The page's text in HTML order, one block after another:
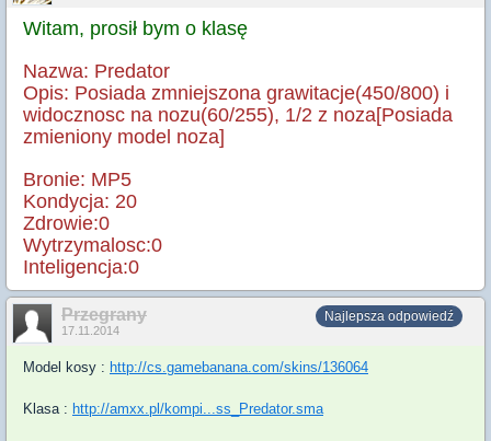
Witam, prosił bym o klasę
Nazwa: Predator
Opis: Posiada zmniejszona grawitacje(450/800) i
widocznosc na nozu(60/255), 1/2 z noza[Posiada
zmieniony model noza]
Bronie: MP5
Kondycja: 20
Zdrowie:0
Wytrzymalosc:0
Inteligencja:0
Najlepsza odpowiedź
Przegrany
17.11.2014
Model kosy : http://cs.gamebanana.com/skins/136064
Klasa : http://amxx.pl/kompi...ss_Predator.sma